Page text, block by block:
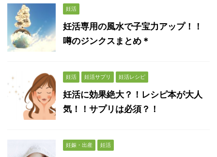
妊活
妊活専用の風水で子宝力アップ！！
噂のジンクスまとめ＊
妊活 妊活サプリ 妊活レシピ
妊活に効果絶大？！レシピ本が大人
気！！サプリは必須？！
妊娠・出産 妊活